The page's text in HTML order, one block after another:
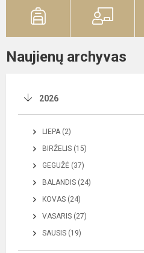
Naujienų archyvas
2026
LIEPA (2)
BIRŽELIS (15)
GEGUŽĖ (37)
BALANDIS (24)
KOVAS (24)
VASARIS (27)
SAUSIS (19)